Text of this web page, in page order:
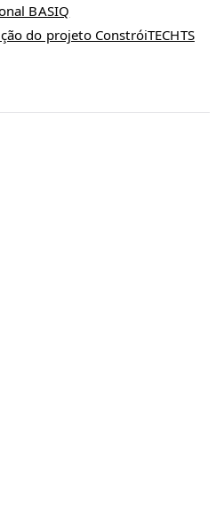
BASIQ
do projeto ConstróiTECHTS